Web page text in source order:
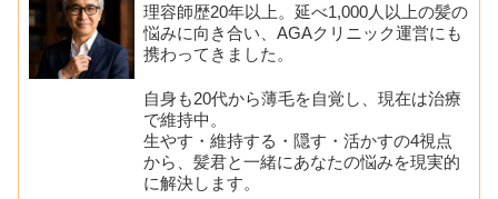
理容師歴20年以上。延べ1,000人以上の髪の
悩みに向き合い、AGAクリニック運営にも
携わってきました。
自身も20代から薄毛を自覚し、現在は治療
で維持中。
生やす・維持する・隠す・活かすの4視点
から、髪君と一緒にあなたの悩みを現実的
に解決します。